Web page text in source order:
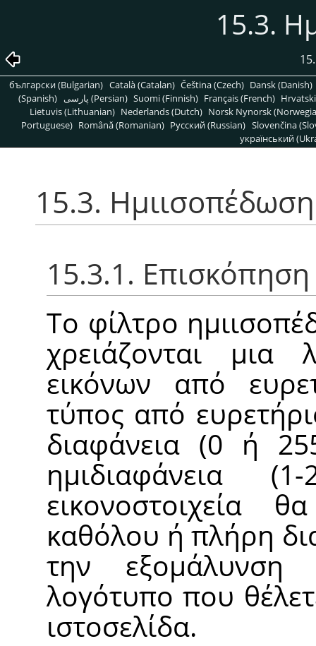
15.3.
български (Bulgarian) Català (Catalan) Čeština (Czech) Dansk (Danish)
(Spanish)
پارسی (Persian) Suomi (Finnish) Français (French)
Lietuvis (Lithuanian) Nederlands (Dutch) Norsk Nynorsk
Portuguese) Română (Romanian) Pусский (Russian) Slovenčina
український
15.3. Ημιισοπέδωση
15.3.1. Επισκόπηση
Το φίλτρο
χρειάζονται μια
εικόνων από
τύπος από
διαφάνεια (0 ή
ημιδιαφάνεια
εικονοστοιχεία
καθόλου ή πλήρη
την
λογότυπο που
ιστοσελίδα.